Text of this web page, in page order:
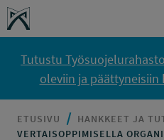
Siirry sisältöön
Työsuojelurahasto
Tutustu
oleviin ja päättyneisiin
ETUSIVU
HANKKEET JA
VERTAISOPPIMISELLA